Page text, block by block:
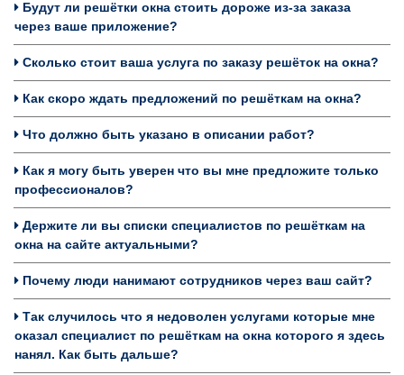
Будут ли решётки окна стоить дороже из-за заказа
через ваше приложение?
Сколько стоит ваша услуга по заказу решёток на окна?
Как скоро ждать предложений по решёткам на окна?
Что должно быть указано в описании работ?
Как я могу быть уверен что вы мне предложите только
профессионалов?
Держите ли вы списки специалистов по решёткам на
окна на сайте актуальными?
Почему люди нанимают сотрудников через ваш сайт?
Так случилось что я недоволен услугами которые мне
оказал специалист по решёткам на окна которого я здесь
нанял. Как быть дальше?